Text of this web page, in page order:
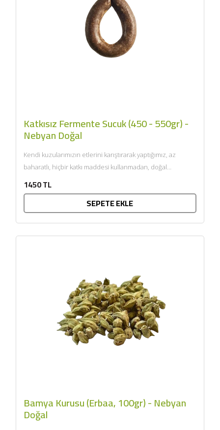
Katkısız Fermente Sucuk (450 - 550gr) -
Nebyan Doğal
Kendi kuzularımızın etlerini karıştırarak yaptığımız, az
baharatlı, hiçbir katkı maddesi kullanmadan, doğal
1450 TL
SEPETE EKLE
Bamya Kurusu (Erbaa, 100gr) - Nebyan
Doğal